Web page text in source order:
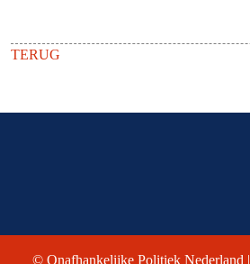
TERUG
© Onafhankelijke Politiek Nederland |